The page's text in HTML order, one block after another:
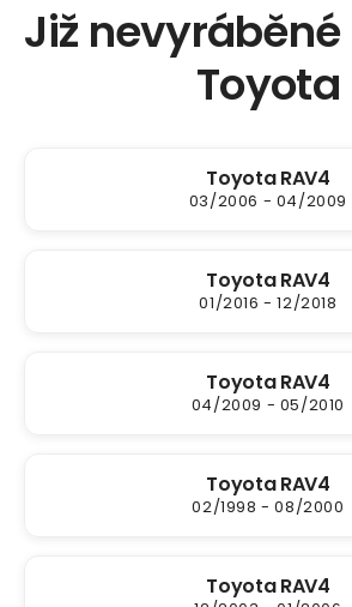
Již
Toyota
Toyota RAV4
03/2006 - 04/2009
Toyota RAV4
01/2016 - 12/2018
Toyota RAV4
04/2009 - 05/2010
Toyota RAV4
02/1998 - 08/2000
Toyota RAV4